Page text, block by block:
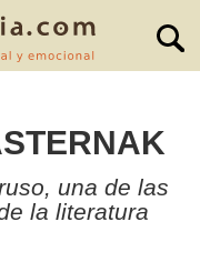
una de las
la literatura